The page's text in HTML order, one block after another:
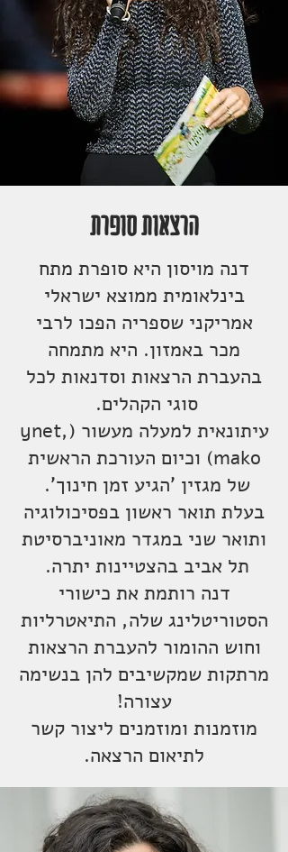
הרצאות סופרת
דנה מויסון היא סופרת מתח
בינלאומית ממוצא ישראלי
אמריקני שספריה הפכו לרבי
מכר באמזון. היא מתמחה
בהעברת הרצאות וסדנאות לכל
סוגי הקהלים.
עיתונאית למעלה מעשור (ynet,
mako) וכיום העורכת הראשית
של מגזין 'הגיע זמן חינוך'.
בעלת תואר ראשון בפסיכולוגיה
ותואר שני במגדר מאוניברסיטת
תל אביב בהצטיינות יתרה.
דנה רותמת את כישורי
הסטוריטלינג שלה, התיאטרליות
וחוש ההומור להעברת הרצאות
מרתקות שמקשיבים להן בנשימה
עצורה!
מוזמנות ומוזמנים ליצור קשר
לתיאום הרצאה.